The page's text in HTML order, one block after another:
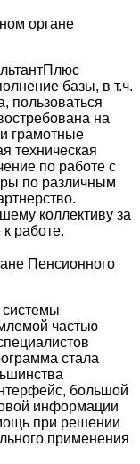
органе
базы, в т.ч.
пользоваться
на
грамотные
техническая
по работе с
по различным
коллективу за
работе.
Пенсионного
системы
частью
стала
большой
информации
при решении
применения